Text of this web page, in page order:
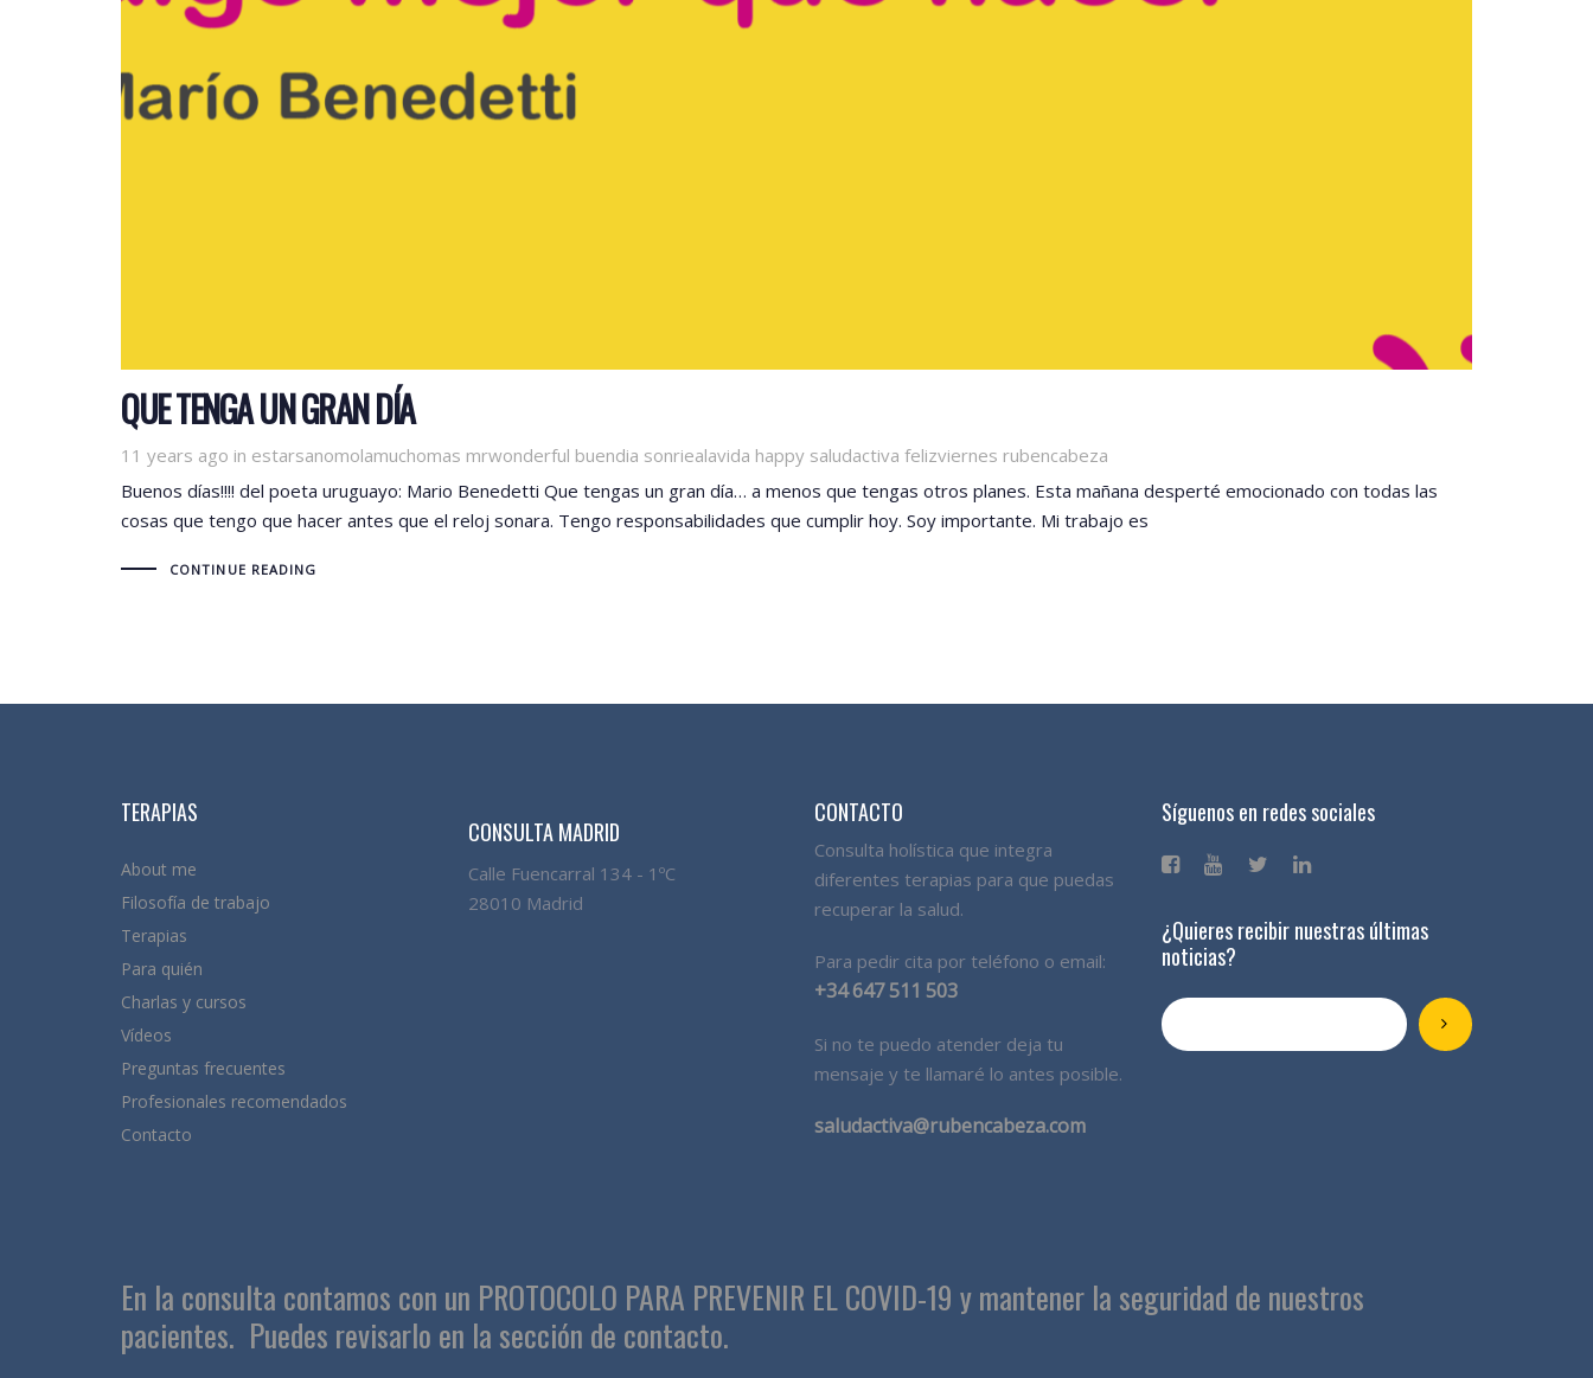
QUE TENGA UN GRAN DÍA
11 years ago in
Tags
estarsanomolamuchomas mrwonderful buendia sonriealavida happy saludactiva felizviernes rubencabeza
Buenos días!!!! del poeta uruguayo: Mario Benedetti Que tengas un gran día… a menos que tengas otros planes. Esta mañana desperté emocionado con todas las
cosas que tengo que hacer antes que el reloj sonara. Tengo responsabilidades que cumplir hoy. Soy importante. Mi trabajo es
CONTINUE READING
TERAPIAS
About me
Filosofía de trabajo
Terapias
Para quién
Charlas y cursos
Vídeos
Preguntas frecuentes
Profesionales recomendados
Contacto
CONSULTA MADRID
Calle Fuencarral 134 - 1ºC
28010 Madrid
CONTACTO
Consulta holística que integra
diferentes terapias para que puedas
recuperar la salud.
Para pedir cita por teléfono o email:
+34 647 511 503
Si no te puedo atender deja tu
mensaje y te llamaré lo antes posible.
saludactiva@rubencabeza.com
Síguenos en redes sociales
¿Quieres recibir nuestras últimas
noticias?
En la consulta contamos con un PROTOCOLO PARA PREVENIR EL COVID-19 y mantener la seguridad de nuestros
pacientes. Puedes revisarlo en la sección de contacto.